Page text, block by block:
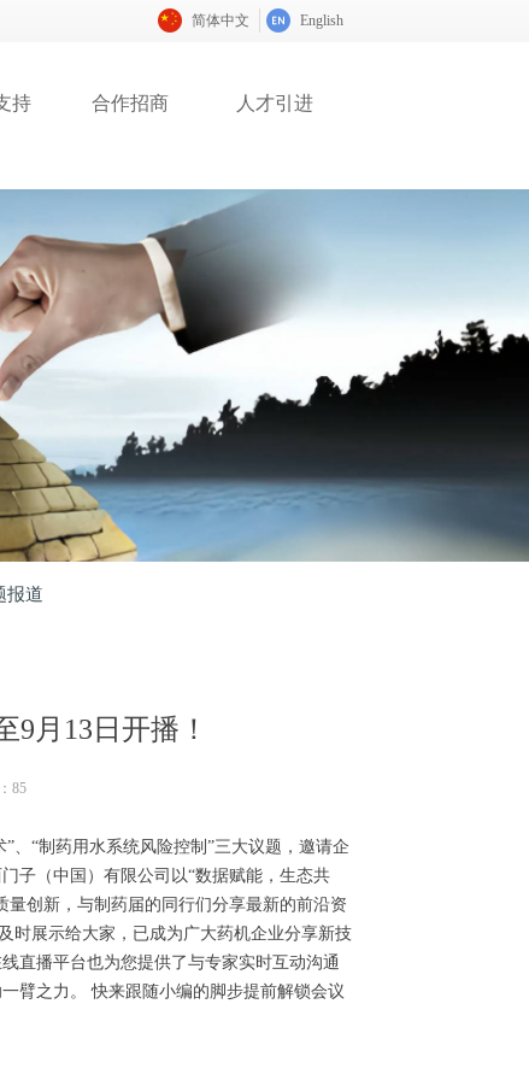
报道
持 合作招商 人才引进
简体中文 English
9月13日开播！
、“制药用水系统风险控制”三大议题，邀请企
子（中国）有限公司以“数据赋能，生态共
创新，与制药届的同行们分享最新的前沿资
时展示给大家，已成为广大药机企业分享新技
直播平台也为您提供了与专家实时互动沟通
臂之力。 快来跟随小编的脚步提前解锁会议
85